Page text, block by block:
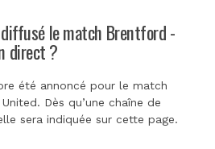
le match Brentford -
direct ?
été annoncé pour le match
Dès qu’une chaîne de
sera indiquée sur cette page.